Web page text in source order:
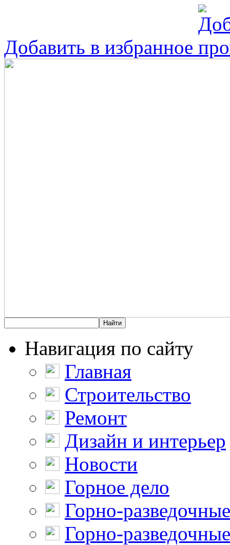
Добавить в избранное
Навигация по сайту
Главная
Строительство
Ремонт
Дизайн и интерьер
Новости
Горное дело
Горно-
Горно-